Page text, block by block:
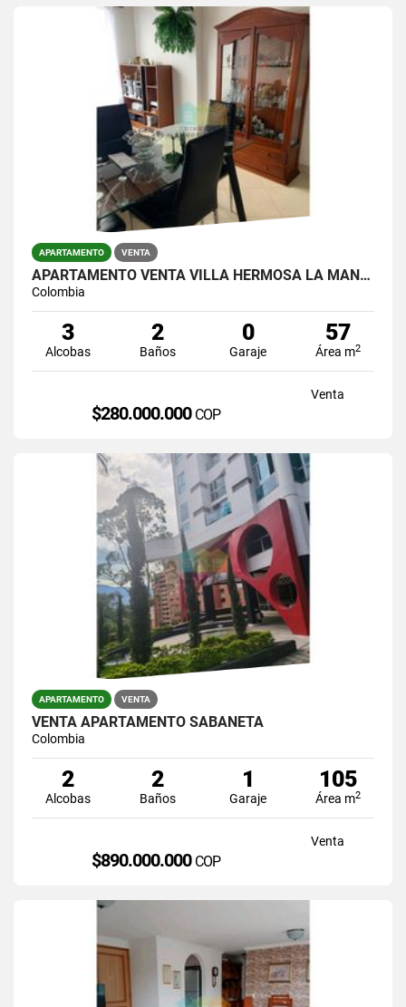
APARTAMENTO VENTA
APARTAMENTO VENTA VILLA HERMOSA LA MANSION
Colombia
3
Alcobas
2
Baños
0
Garaje
57
Área m2
Venta
$280.000.000 COP
APARTAMENTO VENTA
VENTA APARTAMENTO SABANETA
Colombia
2
Alcobas
2
Baños
1
Garaje
105
Área m2
Venta
$890.000.000 COP